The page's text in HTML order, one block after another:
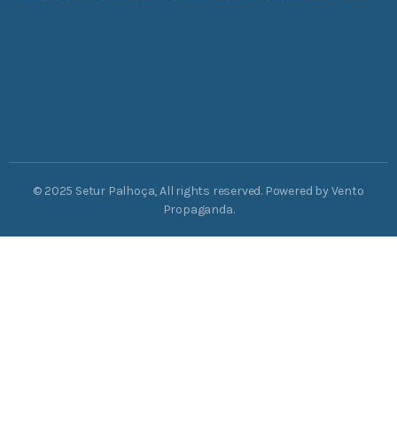
© 2025 Setur Palhoça, All rights reserved. Powered by Vento
Propaganda.